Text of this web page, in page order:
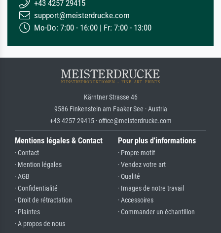
+43 4257 29415
support@meisterdrucke.com
Mo-Do: 7:00 - 16:00 | Fr: 7:00 - 13:00
Kärntner Strasse 46
9586 Finkenstein am Faaker See · Austria
+43 4257 29415 · office@meisterdrucke.com
Mentions légales & Contact
· Contact
· Mention légales
· AGB
· Confidentialité
· Droit de rétractation
· Plaintes
· A propos de nous
Pour plus d'informations
· Propre motif
· Vendez votre art
· Qualité
· Images de notre travail
· Accessoires
· Commander un échantillon